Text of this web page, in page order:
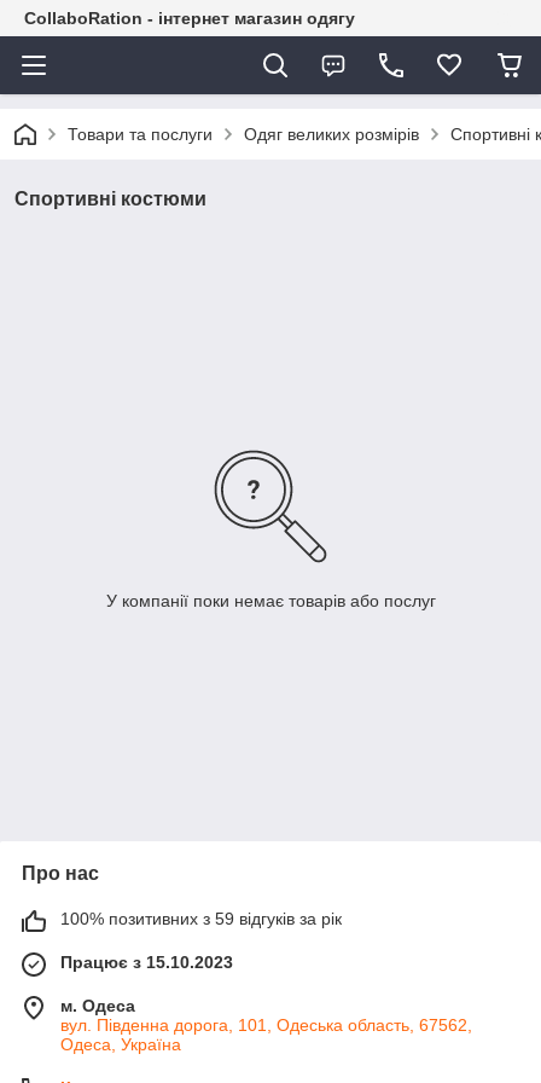
CollaboRation - інтернет магазин одягу
Товари та послуги Одяг великих розмірів Спортивні
Спортивні костюми
У компанії поки немає товарів або послуг
Про нас
100% позитивних з 59 відгуків за рік
Працює з 15.10.2023
м. Одеса
вул. Південна дорога, 101, Одеська область, 67562,
Одеса, Україна